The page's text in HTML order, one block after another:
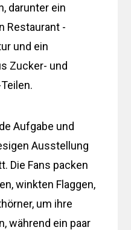
darunter ein
Restaurant -
und ein
Zucker- und
Aufgabe und
Ausstellung
Die Fans packen
winkten Flaggen,
um ihre
während ein paar